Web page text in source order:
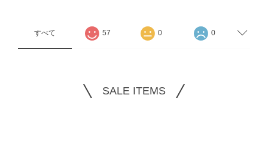
すべて 57 0 0
SALE ITEMS